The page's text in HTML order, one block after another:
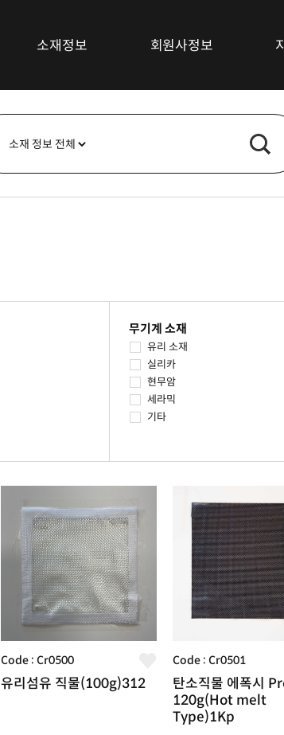
소재정보
섬유소재
복합재료
플라스틱소재
회원사정보
기
무기계 소재
유리 소재
실리카
현무암
세라믹
기타
Code : Cr0500
유리섬유 직물(100g)312
Code : Cr0501
탄소직물 에폭시
120g(Hot melt
Type)1Kp